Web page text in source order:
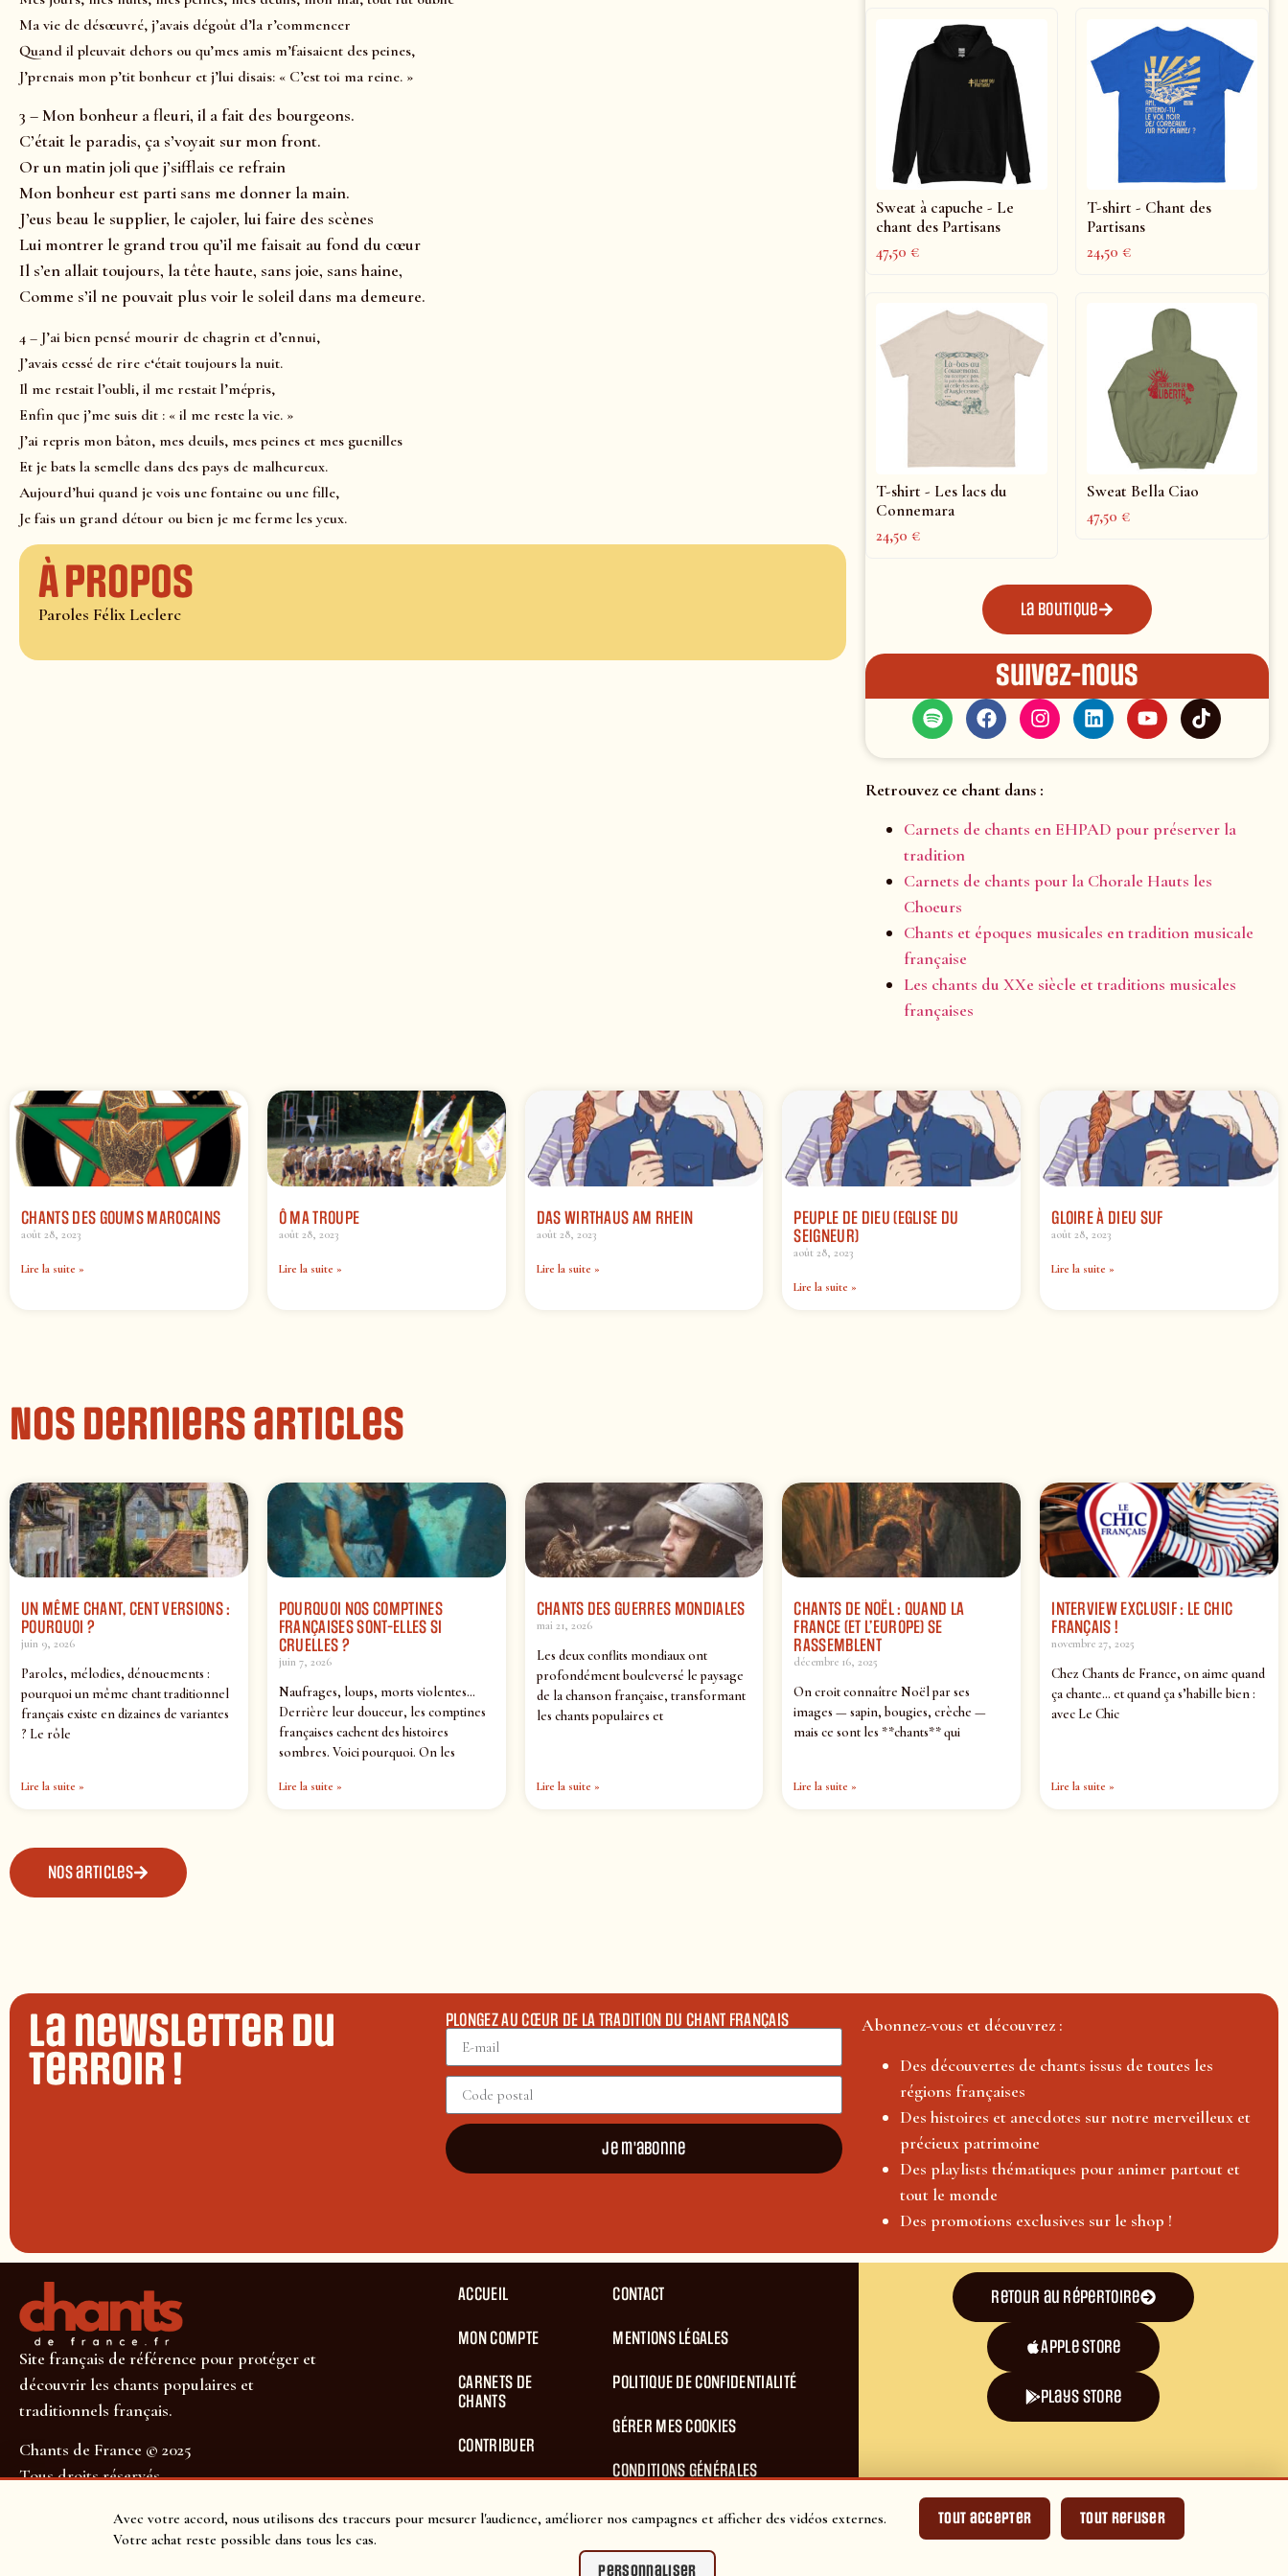
Avec votre accord, nous utilisons des traceurs pour mesurer l'audience, améliorer nos campagnes et afficher des vidéos externes.
Votre achat reste possible dans tous les cas.
Tout accepter Tout refuser
Personnaliser
Ma vie de désœuvré, j’avais dégoût d’la r’commencer
Quand il pleuvait dehors ou qu’mes amis m’faisaient des peines,
J’prenais mon p’tit bonheur et j’lui disais: « C’est toi ma reine. »
3 – Mon bonheur a fleuri, il a fait des bourgeons.
C’était le paradis, ça s’voyait sur mon front.
Or un matin joli que j’sifflais ce refrain
Mon bonheur est parti sans me donner la main.
J’eus beau le supplier, le cajoler, lui faire des scènes
Lui montrer le grand trou qu’il me faisait au fond du cœur
Il s’en allait toujours, la tête haute, sans joie, sans haine,
Comme s’il ne pouvait plus voir le soleil dans ma demeure.
4 – J’ai bien pensé mourir de chagrin et d’ennui,
J’avais cessé de rire c‘était toujours la nuit.
Il me restait l’oubli, il me restait l’mépris,
Enfin que j’me suis dit : « il me reste la vie. »
J’ai repris mon bâton, mes deuils, mes peines et mes guenilles
Et je bats la semelle dans des pays de malheureux.
Aujourd’hui quand je vois une fontaine ou une fille,
Je fais un grand détour ou bien je me ferme les yeux.
À propos
Paroles Félix Leclerc
Sweat à capuche - Le
chant des Partisans
47,50€
T-shirt - Chant des
Partisans
24,50€
T-shirt - Les lacs du
Connemara
24,50€
Sweat Bella Ciao
47,50€
La boutique
Suivez-nous
Retrouvez ce chant dans :
Carnets de chants en EHPAD pour préserver la
tradition
Carnets de chants pour la Chorale Hauts les
Choeurs
Chants et époques musicales en tradition musicale
française
Les chants du XXe siècle et traditions musicales
françaises
CHANTS DES GOUMS MAROCAINS
août 28, 2023
Lire la suite »
Ô MA TROUPE
août 28, 2023
Lire la suite »
DAS WIRTHAUS AM RHEIN
août 28, 2023
Lire la suite »
PEUPLE DE DIEU (EGLISE DU
SEIGNEUR)
août 28, 2023
Lire la suite »
GLOIRE À DIEU SUF
août 28, 2023
Lire la suite »
Nos derniers articles
UN MÊME CHANT, CENT VERSIONS :
POURQUOI ?
juin 9, 2026
Paroles, mélodies, dénouements :
pourquoi un même chant traditionnel
français existe en dizaines de variantes
? Le rôle
Lire la suite »
POURQUOI NOS COMPTINES
FRANÇAISES SONT-ELLES SI
CRUELLES ?
juin 7, 2026
Naufrages, loups, morts violentes…
Derrière leur douceur, les comptines
françaises cachent des histoires
sombres. Voici pourquoi. On les
Lire la suite »
CHANTS DES GUERRES MONDIALES
mai 21, 2026
Les deux conflits mondiaux ont
profondément bouleversé le paysage
de la chanson française, transformant
les chants populaires et
Lire la suite »
CHANTS DE NOËL : QUAND LA
FRANCE (ET L’EUROPE) SE
RASSEMBLENT
décembre 16, 2025
On croit connaître Noël par ses
images — sapin, bougies, crèche —
mais ce sont les **chants** qui
Lire la suite »
INTERVIEW EXCLUSIF : LE CHIC
FRANÇAIS !
novembre 27, 2025
Chez Chants de France, on aime quand
ça chante… et quand ça s’habille bien :
avec Le Chic
Lire la suite »
Nos articles
La newsletter du
terroir !
PLONGEZ AU CŒUR DE LA TRADITION DU CHANT FRANÇAIS
Je m'abonne
Abonnez-vous et découvrez :
Des découvertes de chants issus de toutes les
régions françaises
Des histoires et anecdotes sur notre merveilleux et
précieux patrimoine
Des playlists thématiques pour animer partout et
tout le monde
Des promotions exclusives sur le shop !
Site français de référence pour protéger et
découvrir les chants populaires et
traditionnels français.
Chants de France © 2025
Tous droits réservés
SUIVEZ-NOUS POUR NE RIEN MANQUER !
ACCUEIL
MON COMPTE
CARNETS DE
CHANTS
CONTRIBUER
CONTACT
MENTIONS LÉGALES
POLITIQUE DE CONFIDENTIALITÉ
GÉRER MES COOKIES
CONDITIONS GÉNÉRALES
CONDITIONS GÉNÉRALES DE VENTES
Retour au répertoire
Apple Store
plays store